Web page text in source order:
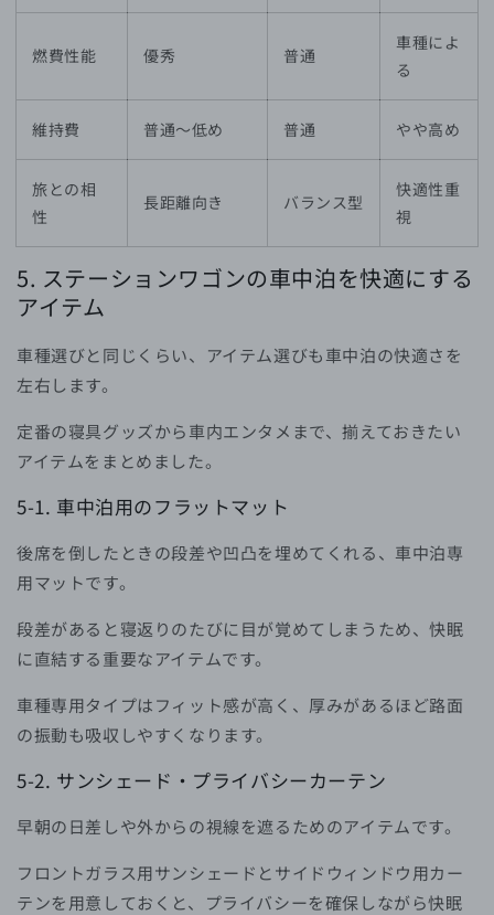
燃費性能 優秀 普通
車種によ
る
維持費 普通〜低め 普通 やや高め
旅との相
性
長距離向き バランス型
快適性重
視
5. ステーションワゴンの車中泊を快適にする
アイテム
車種選びと同じくらい、アイテム選びも車中泊の快適さを
左右します。
定番の寝具グッズから車内エンタメまで、揃えておきたい
アイテムをまとめました。
5-1. 車中泊用のフラットマット
後席を倒したときの段差や凹凸を埋めてくれる、車中泊専
用マットです。
段差があると寝返りのたびに目が覚めてしまうため、快眠
に直結する重要なアイテムです。
車種専用タイプはフィット感が高く、厚みがあるほど路面
の振動も吸収しやすくなります。
5-2. サンシェード・プライバシーカーテン
早朝の日差しや外からの視線を遮るためのアイテムです。
フロントガラス用サンシェードとサイドウィンドウ用カー
テンを用意しておくと、プライバシーを確保しながら快眠